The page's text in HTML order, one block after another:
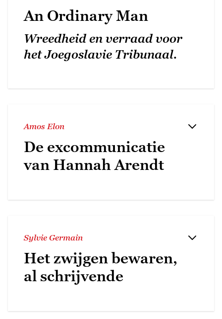
An Ordinary Man
Wreedheid en verraad voor
het Joegoslavie Tribunaal.
Amos Elon
De excommunicatie
van Hannah Arendt
Sylvie Germain
Het zwijgen bewaren,
al schrijvende